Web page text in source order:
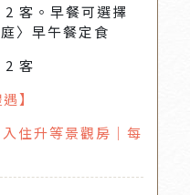
2 客。早餐可選擇
〉早午餐定食
2 客
】
住升等景觀房｜每